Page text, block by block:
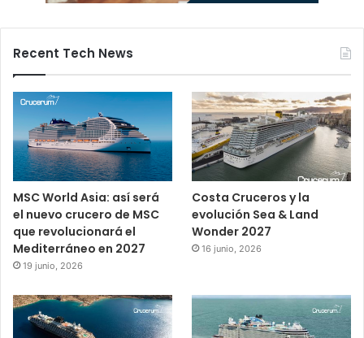
Recent Tech News
MSC World Asia: así será
el nuevo crucero de MSC
que revolucionará el
Mediterráneo en 2027
19 junio, 2026
Costa Cruceros y la
evolución Sea & Land
Wonder 2027
16 junio, 2026